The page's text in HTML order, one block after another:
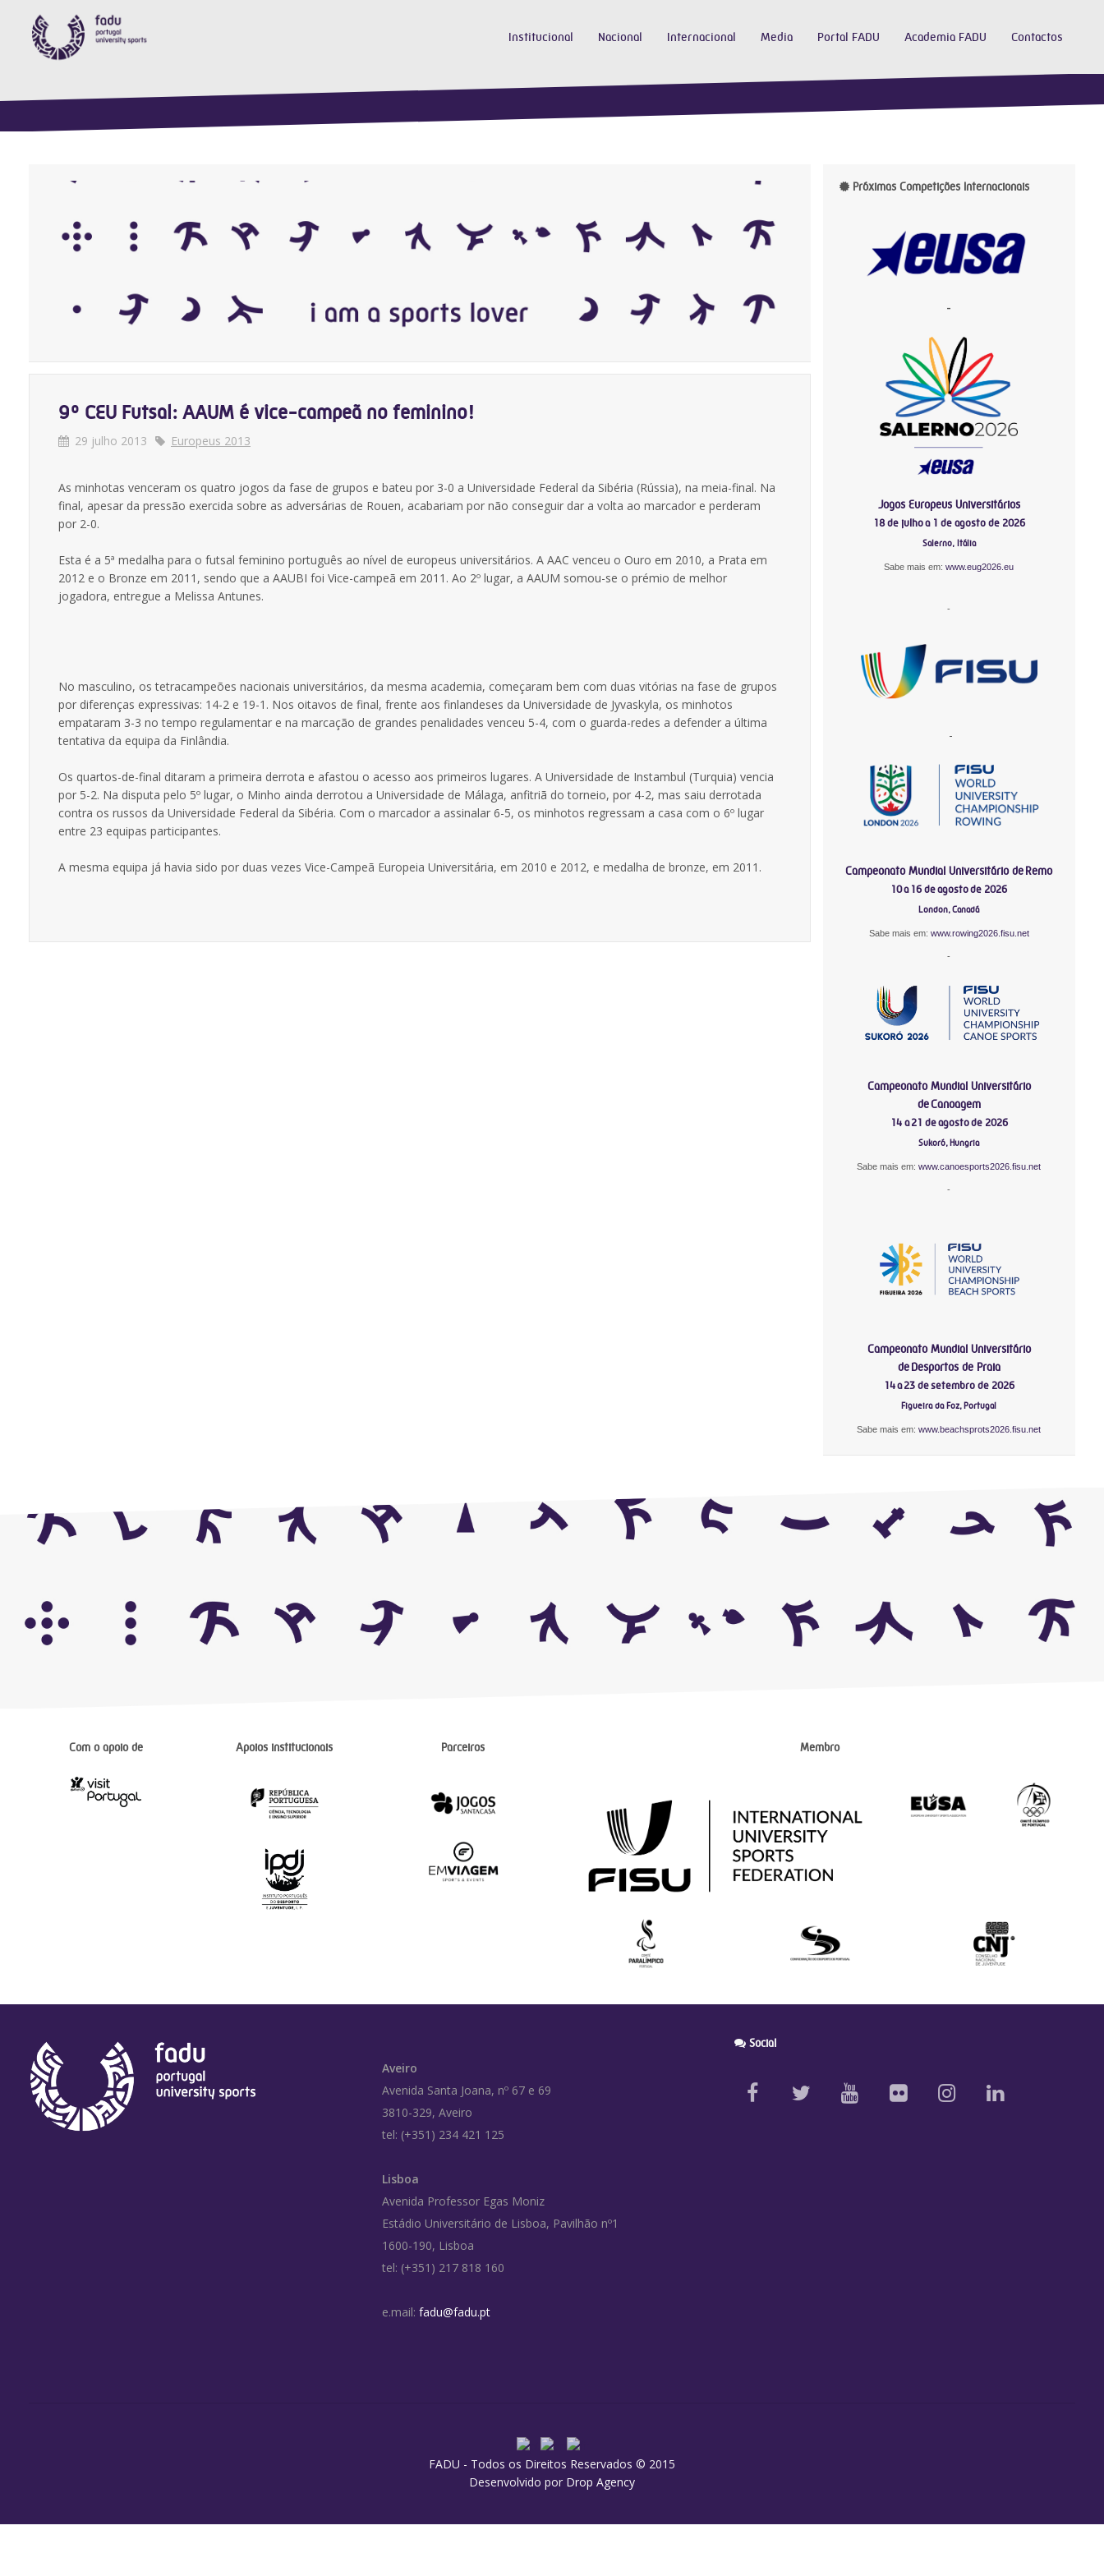
Institucional Nacional Internacional Media Portal FADU Academia FADU Contactos
9º CEU Futsal: AAUM é vice-campeã no feminino!
29 julho 2013 Europeus 2013
As minhotas venceram os quatro jogos da fase de grupos e bateu por 3-0 a Universidade Federal da Sibéria (Rússia), na meia-final. Na
final, apesar da pressão exercida sobre as adversárias de Rouen, acabariam por não conseguir dar a volta ao marcador e perderam
por 2-0.
Esta é a 5ª medalha para o futsal feminino português ao nível de europeus universitários. A AAC venceu o Ouro em 2010, a Prata em
2012 e o Bronze em 2011, sendo que a AAUBI foi Vice-campeã em 2011. Ao 2º lugar, a AAUM somou-se o prémio de melhor
jogadora, entregue a Melissa Antunes.
No masculino, os tetracampeões nacionais universitários, da mesma academia, começaram bem com duas vitórias na fase de grupos
por diferenças expressivas: 14-2 e 19-1. Nos oitavos de final, frente aos finlandeses da Universidade de Jyvaskyla, os minhotos
empataram 3-3 no tempo regulamentar e na marcação de grandes penalidades venceu 5-4, com o guarda-redes a defender a última
tentativa da equipa da Finlândia.
Os quartos-de-final ditaram a primeira derrota e afastou o acesso aos primeiros lugares. A Universidade de Instambul (Turquia) vencia
por 5-2. Na disputa pelo 5º lugar, o Minho ainda derrotou a Universidade de Málaga, anfitriã do torneio, por 4-2, mas saiu derrotada
contra os russos da Universidade Federal da Sibéria. Com o marcador a assinalar 6-5, os minhotos regressam a casa com o 6º lugar
entre 23 equipas participantes.
A mesma equipa já havia sido por duas vezes Vice-Campeã Europeia Universitária, em 2010 e 2012, e medalha de bronze, em 2011.
Próximas Competições Internacionais
-
Jogos Europeus Universitários
18 de julho a 1 de agosto de 2026
Salerno, Itália
Sabe mais em:www.eug2026.eu
-
-
Campeonato Mundial Universitário de Remo
10 a 16 de agosto de 2026
London, Canadá
Sabe mais em: www.rowing2026.fisu.net
-
Campeonato Mundial Universitário
de Canoagem
14 a 21 de agosto de 2026
Sukoró, Hungria
Sabe mais em:www.canoesports2026.fisu.net
-
Campeonato Mundial Universitário
de Desportos de Praia
14 a 23 de setembro de 2026
Figueira da Foz, Portugal
Sabe mais em:www.beachsprots2026.fisu.net
Com o apoio de Apoios institucionais Parceiros Membro
Aveiro
Avenida Santa Joana, nº 67 e 69
3810-329, Aveiro
tel: (+351) 234 421 125
Lisboa
Avenida Professor Egas Moniz
Estádio Universitário de Lisboa, Pavilhão nº1
1600-190, Lisboa
tel: (+351) 217 818 160
e.mail: fadu@fadu.pt
Social
FADU - Todos os Direitos Reservados © 2015
Desenvolvido por Drop Agency